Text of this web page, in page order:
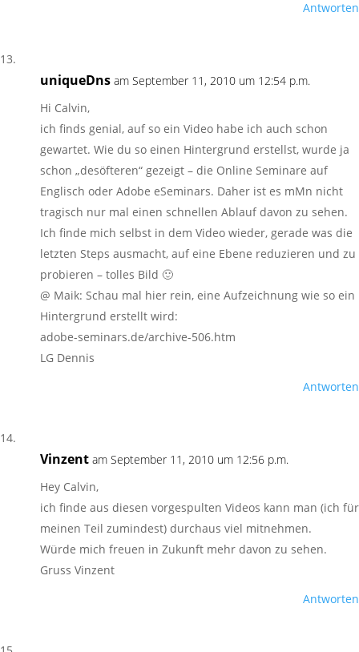
Antworten
uniqueDns am September 11, 2010 um 12:54 p.m.
Hi Calvin,
ich finds genial, auf so ein Video habe ich auch schon
gewartet. Wie du so einen Hintergrund erstellst, wurde ja
schon „desöfteren“ gezeigt – die Online Seminare auf
Englisch oder Adobe eSeminars. Daher ist es mMn nicht
tragisch nur mal einen schnellen Ablauf davon zu sehen.
Ich finde mich selbst in dem Video wieder, gerade was die
letzten Steps ausmacht, auf eine Ebene reduzieren und zu
probieren – tolles Bild 🙂
@ Maik: Schau mal hier rein, eine Aufzeichnung wie so ein
Hintergrund erstellt wird:
adobe-seminars.de/archive-506.htm
LG Dennis
Antworten
Vinzent am September 11, 2010 um 12:56 p.m.
Hey Calvin,
ich finde aus diesen vorgespulten Videos kann man (ich für
meinen Teil zumindest) durchaus viel mitnehmen.
Würde mich freuen in Zukunft mehr davon zu sehen.
Gruss Vinzent
Antworten